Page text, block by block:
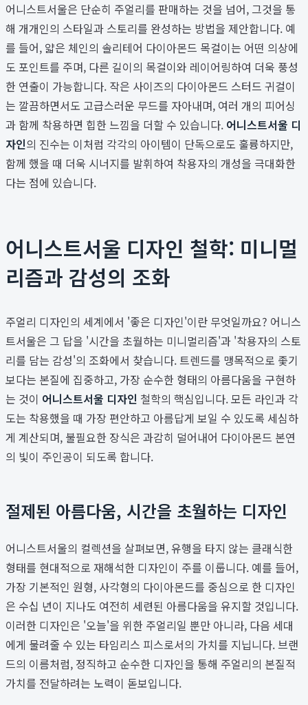
어니스트서울은 단순히 주얼리를 판매하는 것을 넘어, 그것을 통
해 개개인의 스타일과 스토리를 완성하는 방법을 제안합니다. 예
를 들어, 얇은 체인의 솔리테어 다이아몬드 목걸이는 어떤 의상에
도 포인트를 주며, 다른 길이의 목걸이와 레이어링하여 더욱 풍성
한 연출이 가능합니다. 작은 사이즈의 다이아몬드 스터드 귀걸이
는 깔끔하면서도 고급스러운 무드를 자아내며, 여러 개의 피어싱
과 함께 착용하면 힙한 느낌을 더할 수 있습니다. 어니스트서울 디
자인의 진수는 이처럼 각각의 아이템이 단독으로도 훌륭하지만,
함께 했을 때 더욱 시너지를 발휘하여 착용자의 개성을 극대화한
다는 점에 있습니다.
어니스트서울 디자인 철학: 미니멀
리즘과 감성의 조화
주얼리 디자인의 세계에서 '좋은 디자인'이란 무엇일까요? 어니스
트서울은 그 답을 '시간을 초월하는 미니멀리즘'과 '착용자의 스토
리를 담는 감성'의 조화에서 찾습니다. 트렌드를 맹목적으로 좇기
보다는 본질에 집중하고, 가장 순수한 형태의 아름다움을 구현하
는 것이 어니스트서울 디자인 철학의 핵심입니다. 모든 라인과 각
도는 착용했을 때 가장 편안하고 아름답게 보일 수 있도록 세심하
게 계산되며, 불필요한 장식은 과감히 덜어내어 다이아몬드 본연
의 빛이 주인공이 되도록 합니다.
절제된 아름다움, 시간을 초월하는 디자인
어니스트서울의 컬렉션을 살펴보면, 유행을 타지 않는 클래식한
형태를 현대적으로 재해석한 디자인이 주를 이룹니다. 예를 들어,
가장 기본적인 원형, 사각형의 다이아몬드를 중심으로 한 디자인
은 수십 년이 지나도 여전히 세련된 아름다움을 유지할 것입니다.
이러한 디자인은 '오늘'을 위한 주얼리일 뿐만 아니라, 다음 세대
에게 물려줄 수 있는 타임리스 피스로서의 가치를 지닙니다. 브랜
드의 이름처럼, 정직하고 순수한 디자인을 통해 주얼리의 본질적
가치를 전달하려는 노력이 돋보입니다.